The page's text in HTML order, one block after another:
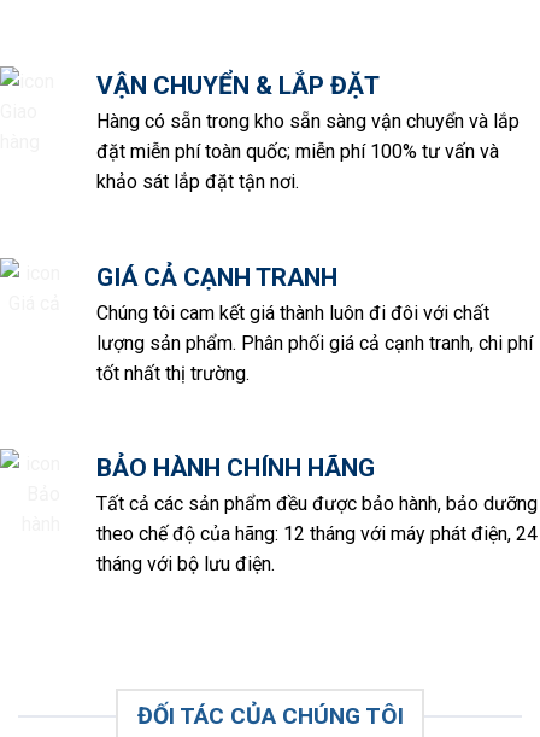
VẬN CHUYỂN & LẮP ĐẶT
Hàng có sẵn trong kho sẵn sàng vận chuyển và lắp
đặt miễn phí toàn quốc; miễn phí 100% tư vấn và
khảo sát lắp đặt tận nơi.
GIÁ CẢ CẠNH TRANH
Chúng tôi cam kết giá thành luôn đi đôi với chất
lượng sản phẩm. Phân phối giá cả cạnh tranh, chi phí
tốt nhất thị trường.
BẢO HÀNH CHÍNH HÃNG
Tất cả các sản phẩm đều được bảo hành, bảo dưỡng
theo chế độ của hãng: 12 tháng với máy phát điện, 24
tháng với bộ lưu điện.
ĐỐI TÁC CỦA CHÚNG TÔI